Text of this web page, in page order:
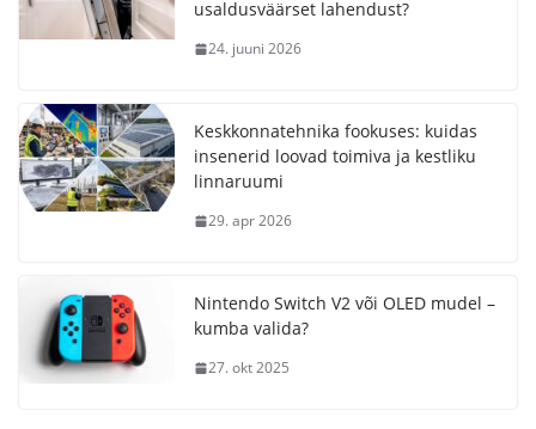
usaldusväärset lahendust?
24. juuni 2026
Keskkonnatehnika fookuses: kuidas
insenerid loovad toimiva ja kestliku
linnaruumi
29. apr 2026
Nintendo Switch V2 või OLED mudel –
kumba valida?
27. okt 2025